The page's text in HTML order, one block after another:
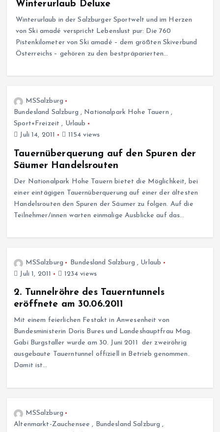
Winterurlaub Deluxe
Winterurlaub in der Salzburger Sportwelt und im Herzen
von Ski amadé verspricht Lebenslust pur: Die 760
Pistenkilometer von Ski amadé – dem größten Skiverbund
Österreichs – gehören zu den bestpräparierten…
MSSalzburg
Bundesland Salzburg , Nationalpark Hohe Tauern ,
Sport+Freizeit , Urlaub
Juli 14, 2011
1154 views
Tauernüberquerung auf den Spuren der
Säumer Handelsrouten
Der Nationalpark Hohe Tauern bietet die Möglichkeit, bei
einer eintägigen Tauernüberquerung auf einer der ältesten
Handelsrouten den Spuren der Säumer zu folgen. Auf die
Teilnehmer/innen warten einmalige Ausblicke auf das…
MSSalzburg Bundesland Salzburg , Urlaub
Juli 1, 2011
1234 views
2. Tunnelröhre des Tauerntunnels
eröffnete am 30.06.2011
Mit einem feierlichen Festakt in Anwesenheit von
Bundesministerin Doris Bures und Landeshauptfrau Mag.
Gabi Burgstaller wurde am 30. Juni 2011 der zweiröhrig
ausgebaute Tauerntunnel offiziell in Betrieb genommen.
Damit ist…
MSSalzburg
Altenmarkt-Zauchensee , Bundesland Salzburg ,